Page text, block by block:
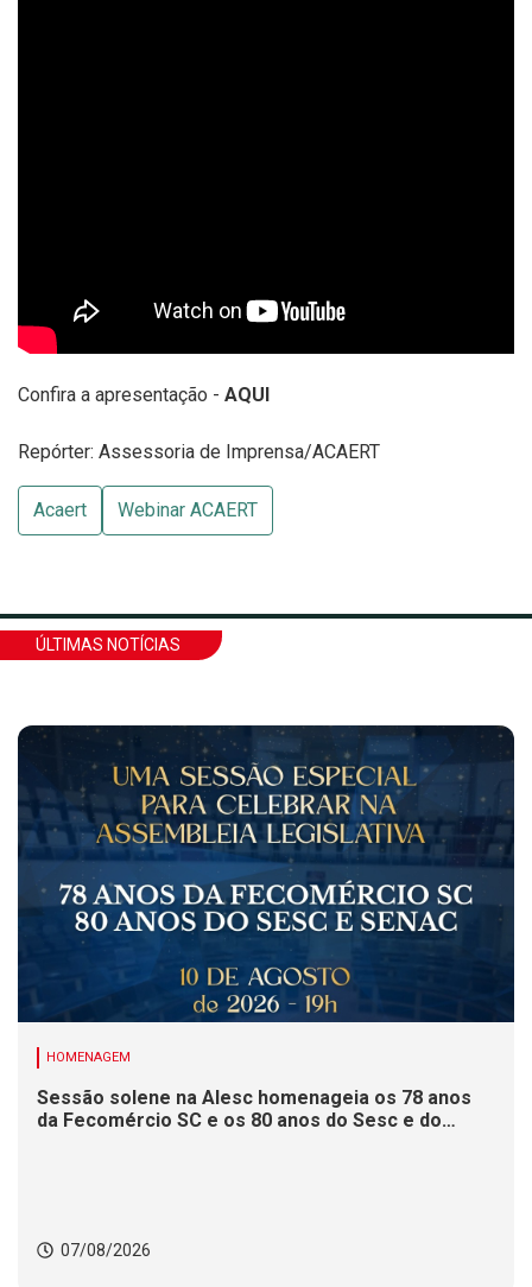
Confira a apresentação - AQUI
Repórter: Assessoria de Imprensa/ACAERT
Acaert Webinar ACAERT
ÚLTIMAS NOTÍCIAS
HOMENAGEM
Sessão solene na Alesc homenageia os 78 anos
da Fecomércio SC e os 80 anos do Sesc e do
07/08/2026